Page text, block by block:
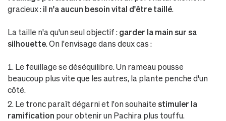
gracieux : il n'a aucun besoin vital d'être taillé.
La taille n'a qu'un seul objectif : garder la main sur sa
silhouette. On l'envisage dans deux cas :
Le feuillage se déséquilibre. Un rameau pousse
beaucoup plus vite que les autres, la plante penche d'un
côté.
Le tronc paraît dégarni et l'on souhaite stimuler la
ramification pour obtenir un Pachira plus touffu.